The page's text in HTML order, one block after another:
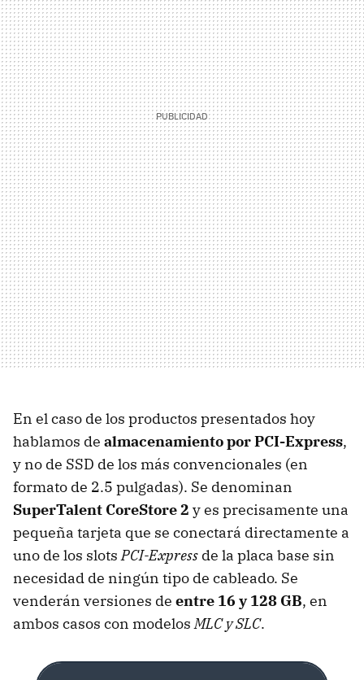
En el caso de los productos presentados hoy
hablamos de almacenamiento por PCI-Express,
y no de SSD de los más convencionales (en
formato de 2.5 pulgadas). Se denominan
SuperTalent CoreStore 2 y es precisamente una
pequeña tarjeta que se conectará directamente a
uno de los slotsPCI-Express de la placa base sin
necesidad de ningún tipo de cableado. Se
venderán versiones de entre 16 y 128 GB, en
ambos casos con modelosMLCy SLC.